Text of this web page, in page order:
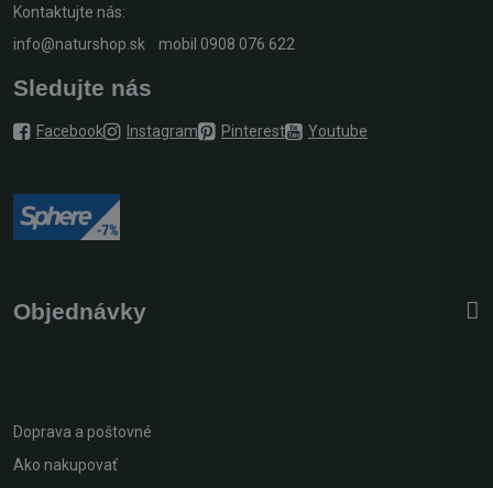
Kontaktujte nás:
info@naturshop.sk mobil 0908 076 622
Sledujte nás
Facebook Instagram Pinterest Youtube
Objednávky
Doprava a poštovné
Ako nakupovať